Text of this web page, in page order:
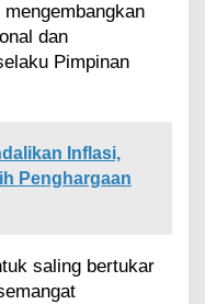
dan
Pimpinan
Inflasi,
Penghargaan
saling bertukar